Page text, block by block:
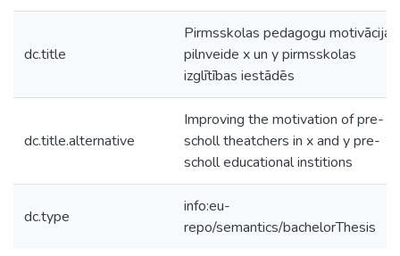
dc.title
Pirmsskolas pedagogu motivācijas
pilnveide x un y pirmsskolas
izglītības iestādēs
dc.title.alternative
Improving the motivation of pre-
scholl theatchers in x and y pre-
scholl educational institions
dc.type
info:eu-
repo/semantics/bachelorThesis